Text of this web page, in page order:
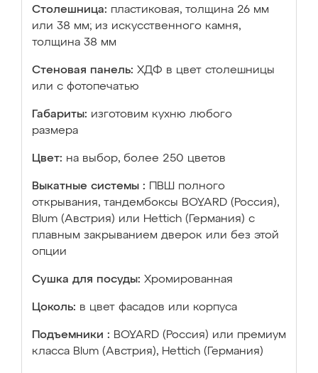
Столешница: пластиковая, толщина 26 мм
или 38 мм; из искусственного камня,
толщина 38 мм
Стеновая панель: ХДФ в цвет столешницы
или с фотопечатью
Габариты: изготовим кухню любого
размера
Цвет: на выбор, более 250 цветов
Выкатные системы :
ПВШ полного
открывания, тандембоксы BOYARD (Россия),
Blum (Австрия) или Hettich (Германия) с
плавным закрыванием дверок или без этой
опции
Сушка для посуды: Хромированная
Цоколь: в цвет фасадов или корпуса
Подъемники : BOYARD (Россия) или премиум
класса Blum (Австрия), Hettich (Германия)